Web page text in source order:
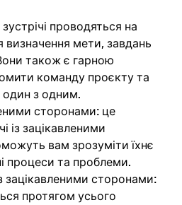
зустрічі проводяться на
визначення мети, завдань
також є гарною
команду проєкту та
один з одним.
сторонами: це
із зацікавленими
вам зрозуміти їхнє
процеси та проблеми.
зацікавленими сторонами:
протягом усього